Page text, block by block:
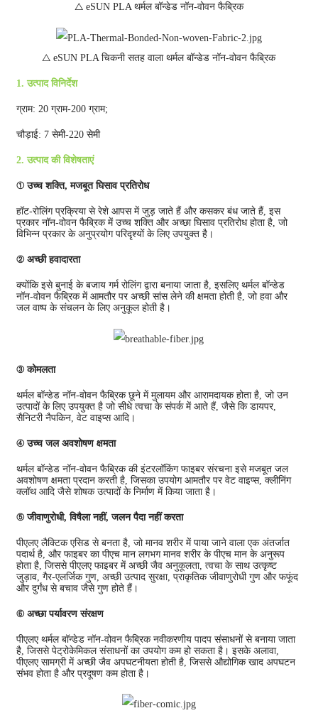
△ eSUN PLA थर्मल बॉन्डेड नॉन-वोवन फैब्रिक
△ eSUN PLA चिकनी सतह वाला थर्मल बॉन्डेड नॉन-वोवन फैब्रिक
1. उत्पाद विनिर्देश
ग्राम: 20 ग्राम-200 ग्राम;
चौड़ाई: 7 सेमी-220 सेमी
2. उत्पाद की विशेषताएं
① उच्च शक्ति, मजबूत घिसाव प्रतिरोध
हॉट-रोलिंग प्रक्रिया से रेशे आपस में जुड़ जाते हैं और कसकर बंध जाते हैं, इस
प्रकार नॉन-वोवन फैब्रिक में उच्च शक्ति और अच्छा घिसाव प्रतिरोध होता है, जो
विभिन्न प्रकार के अनुप्रयोग परिदृश्यों के लिए उपयुक्त है।
② अच्छी हवादारता
क्योंकि इसे बुनाई के बजाय गर्म रोलिंग द्वारा बनाया जाता है, इसलिए थर्मल बॉन्डेड
नॉन-वोवन फैब्रिक में आमतौर पर अच्छी सांस लेने की क्षमता होती है, जो हवा और
जल वाष्प के संचलन के लिए अनुकूल होती है।
③ कोमलता
थर्मल बॉन्डेड नॉन-वोवन फैब्रिक छूने में मुलायम और आरामदायक होता है, जो उन
उत्पादों के लिए उपयुक्त है जो सीधे त्वचा के संपर्क में आते हैं, जैसे कि डायपर,
सैनिटरी नैपकिन, वेट वाइप्स आदि।
④ उच्च जल अवशोषण क्षमता
थर्मल बॉन्डेड नॉन-वोवन फैब्रिक की इंटरलॉकिंग फाइबर संरचना इसे मजबूत जल
अवशोषण क्षमता प्रदान करती है, जिसका उपयोग आमतौर पर वेट वाइप्स, क्लीनिंग
क्लॉथ आदि जैसे शोषक उत्पादों के निर्माण में किया जाता है।
⑤ जीवाणुरोधी, विषैला नहीं, जलन पैदा नहीं करता
पीएलए लैक्टिक एसिड से बनता है, जो मानव शरीर में पाया जाने वाला एक अंतर्जात
पदार्थ है, और फाइबर का पीएच मान लगभग मानव शरीर के पीएच मान के अनुरूप
होता है, जिससे पीएलए फाइबर में अच्छी जैव अनुकूलता, त्वचा के साथ उत्कृष्ट
जुड़ाव, गैर-एलर्जिक गुण, अच्छी उत्पाद सुरक्षा, प्राकृतिक जीवाणुरोधी गुण और फफूंद
और दुर्गंध से बचाव जैसे गुण होते हैं।
⑥ अच्छा पर्यावरण संरक्षण
पीएलए थर्मल बॉन्डेड नॉन-वोवन फैब्रिक नवीकरणीय पादप संसाधनों से बनाया जाता
है, जिससे पेट्रोकेमिकल संसाधनों का उपयोग कम हो सकता है। इसके अलावा,
पीएलए सामग्री में अच्छी जैव अपघटनीयता होती है, जिससे औद्योगिक खाद अपघटन
संभव होता है और प्रदूषण कम होता है।